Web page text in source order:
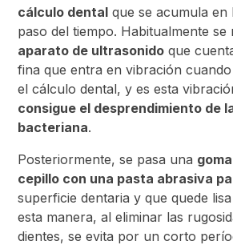
cálculo dental que se acumula en
paso del tiempo. Habitualmente
aparato de ultrasonido que
fina que entra en vibración
el cálculo dental, y es esta
consigue el desprendimiento de
bacteriana.
Posteriormente, se pasa una
cepillo con una pasta abrasiva
superficie dentaria y que quede
esta manera, al eliminar las
dientes, se evita por un corto